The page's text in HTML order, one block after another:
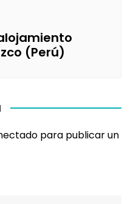
(Perú)
para publicar un